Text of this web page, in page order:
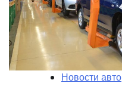
Новости авто